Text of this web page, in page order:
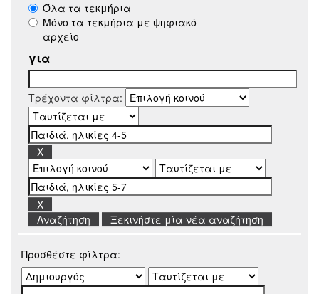
Όλα τα τεκμήρια
Μόνο τα τεκμήρια με ψηφιακό
αρχείο
για
Τρέχοντα φίλτρα:
Ξεκινήστε μία νέα αναζήτηση
Προσθέστε φίλτρα: